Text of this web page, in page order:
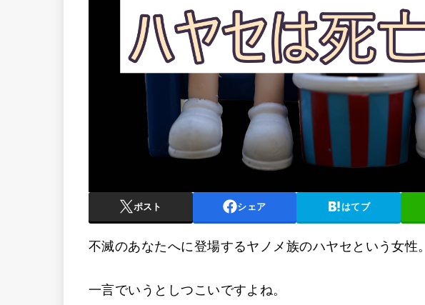
ポスト シェア はてブ
不滅のあなたへに登場するヤノメ族のハヤセという女性。
一言でいうとしつこいですよね。